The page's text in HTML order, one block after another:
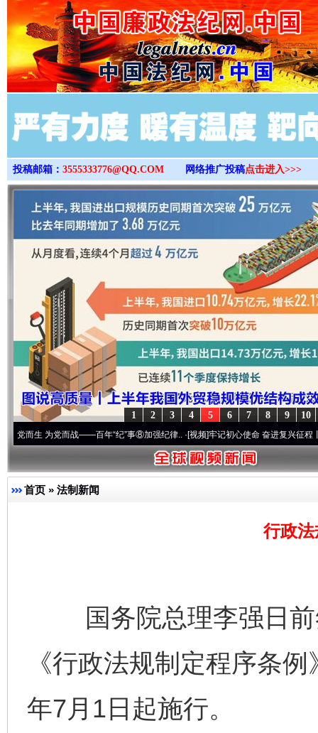
>
投稿邮箱： 3555333776@QQ.COM 网络推广投稿点击进入>>>
10
9
8
7
6
5
4
3
2
1
为党而战——百年“纪”事⑧加强纪律..·[视频]牢记初心使命 奋进复兴征程丨“转折之城
首页 » 法制新闻
行政
国务院总理李强日前
《行政法规制定程序条
年7月1日起施行。